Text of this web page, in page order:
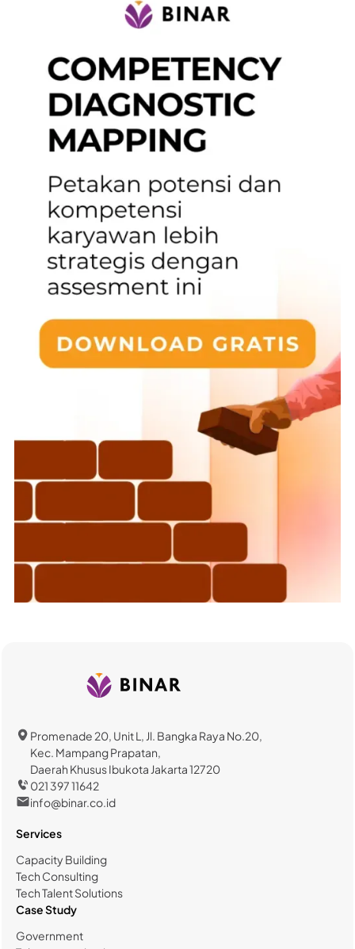
Promenade 20, Unit L, Jl. Bangka Raya No.20,
Kec. Mampang Prapatan,
Daerah Khusus Ibukota Jakarta 12720
021 397 11642
info@binar.co.id
Services
Capacity Building
Tech Consulting
Tech Talent Solutions
Case Study
Government